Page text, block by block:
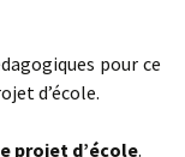
pour ce
d’école.
projet d’école.